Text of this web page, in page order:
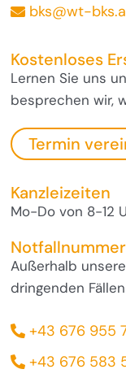
bks@wt-
Kostenloses
Lernen Sie uns
besprechen wir,
Termin
Kanzleizeiten
Mo-Do von 8-12
Notfallnummer
Außerhalb
dringenden
+43 676 955
+43 676 583